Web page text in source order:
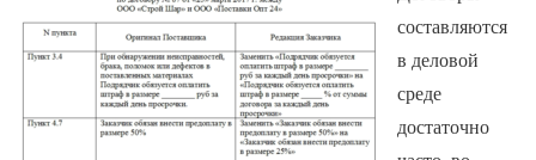
составляются
в деловой
среде
достаточно